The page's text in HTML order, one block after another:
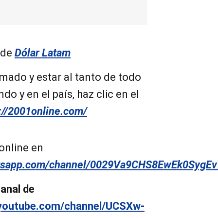
Dólar Latam
y estar al tanto de todo
y en el país, haz clic en el
2001online.com/
en
channel/
de
channel/UCSXw-